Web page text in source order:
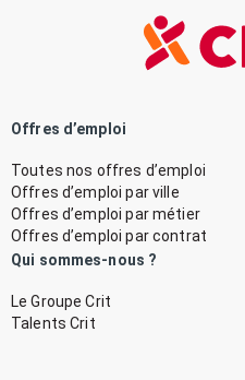
Offres d’emploi
Toutes nos offres d’emploi
Offres d’emploi par ville
Offres d’emploi par métier
Offres d’emploi par contrat
Qui sommes-nous ?
Le Groupe Crit
Talents Crit